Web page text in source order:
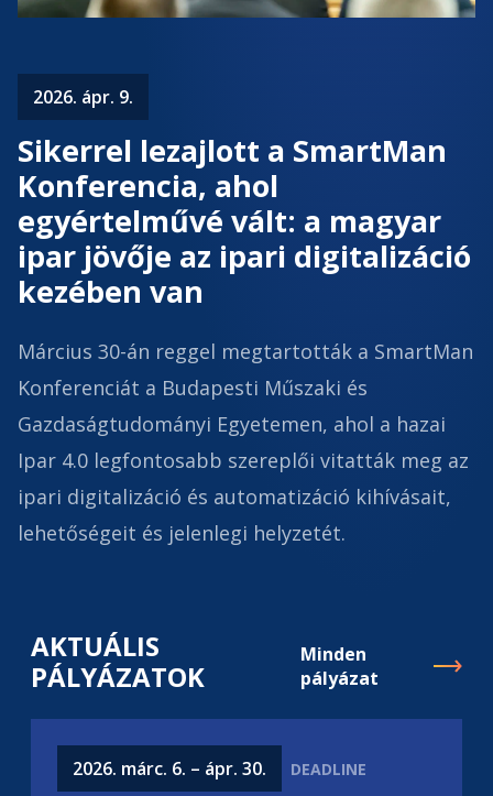
2026. ápr. 9.
Sikerrel lezajlott a SmartMan
Konferencia, ahol
egyértelművé vált: a magyar
ipar jövője az ipari digitalizáció
kezében van
Március 30-án reggel megtartották a SmartMan
Konferenciát a Budapesti Műszaki és
Gazdaságtudományi Egyetemen, ahol a hazai
Ipar 4.0 legfontosabb szereplői vitatták meg az
ipari digitalizáció és automatizáció kihívásait,
lehetőségeit és jelenlegi helyzetét.
AKTUÁLIS
PÁLYÁZATOK
Minden
pályázat
2026. márc. 6. – ápr. 30.